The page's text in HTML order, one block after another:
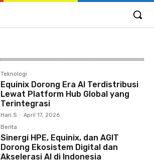
Teknologi
Equinix Dorong Era AI Terdistribusi
Lewat Platform Hub Global yang
Terintegrasi
Hari S - April 17, 2026
Berita
Sinergi HPE, Equinix, dan AGIT
Dorong Ekosistem Digital dan
Akselerasi AI di Indonesia